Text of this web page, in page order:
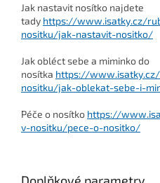
Jak nastavit nosítko najdete
tady https://www.isatky.cz/
nositku/jak-nastavit-nositko/
Jak obléct sebe a miminko do
nosítka https://
nositku/jak-oblekat-sebe-i-
Péče o nosítko https://
v-nositku/pece-o-nositko/
Doplňkové parametry